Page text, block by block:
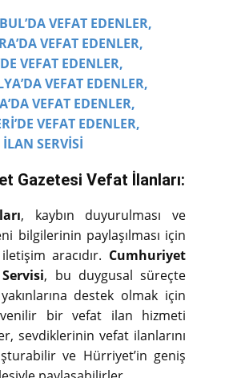
VEFAT EDENLER,
VEFAT EDENLER,
VEFAT EDENLER,
VEFAT EDENLER,
VEFAT EDENLER,
VEFAT EDENLER,
İLAN SERVİSİ
Gazetesi Vefat İlanları:
, kaybın duyurulması ve
bilgilerinin paylaşılması için
aracıdır. Cumhuriyet
, bu duygusal süreçte
destek olmak için
bir vefat ilan hizmeti
sevdiklerinin vefat ilanlarını
ve Hürriyet’in geniş